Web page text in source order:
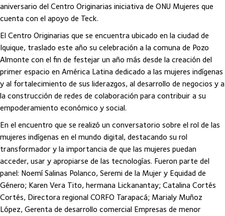
aniversario del Centro Originarias iniciativa de ONU Mujeres que
cuenta con el apoyo de Teck.
El Centro Originarias que se encuentra ubicado en la ciudad de
Iquique, traslado este año su celebración a la comuna de Pozo
Almonte con el fin de festejar un año más desde la creación del
primer espacio en América Latina dedicado a las mujeres indígenas
y al fortalecimiento de sus liderazgos, al desarrollo de negocios y a
la construcción de redes de colaboración para contribuir a su
empoderamiento económico y social.
En el encuentro que se realizó un conversatorio sobre el rol de las
mujeres indígenas en el mundo digital, destacando su rol
transformador y la importancia de que las mujeres puedan
acceder, usar y apropiarse de las tecnologías. Fueron parte del
panel: Noemí Salinas Polanco, Seremi de la Mujer y Equidad de
Género; Karen Vera Tito, hermana Lickanantay; Catalina Cortés
Cortés, Directora regional CORFO Tarapacá; Marialy Muñoz
López, Gerenta de desarrollo comercial Empresas de menor